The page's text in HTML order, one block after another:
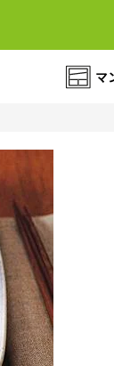
マ